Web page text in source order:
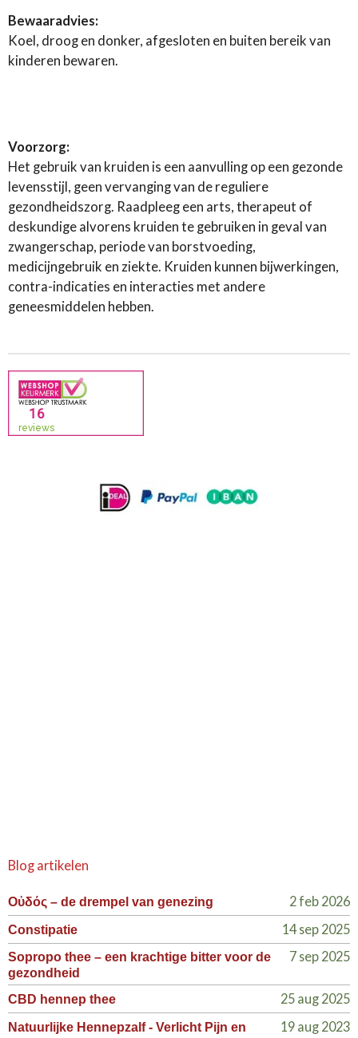
Bewaaradvies:
Koel, droog en donker, afgesloten en buiten bereik van
kinderen bewaren.
Voorzorg:
Het gebruik van kruiden is een aanvulling op een gezonde
levensstijl, geen vervanging van de reguliere
gezondheidszorg. Raadpleeg een arts, therapeut of
deskundige alvorens kruiden te gebruiken in geval van
zwangerschap, periode van borstvoeding,
medicijngebruik en ziekte. Kruiden kunnen bijwerkingen,
contra-indicaties en interacties met andere
geneesmiddelen hebben.
Blog artikelen
Οὐδός – de drempel van genezing 2 feb 2026
Constipatie 14 sep 2025
Sopropo thee – een krachtige bitter voor de
gezondheid
7 sep 2025
CBD hennep thee 25 aug 2025
Natuurlijke Hennepzalf - Verlicht Pijn en
19 aug 2023